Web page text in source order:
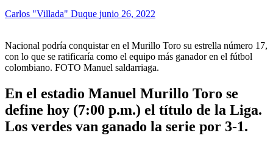
Carlos "Villada" Duque junio 26, 2022
Nacional podría conquistar en el Murillo Toro su estrella número 17,
con lo que se ratificaría como el equipo más ganador en el fútbol
colombiano. FOTO Manuel saldarriaga.
En el estadio Manuel Murillo Toro se
define hoy (7:00 p.m.) el título de la Liga.
Los verdes van ganado la serie por 3-1.